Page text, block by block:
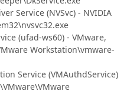
Service (NVSvc) - NVIDIA
(ufad-ws60) - VMware,
Workstation\vmware-
Service (VMAuthdService)